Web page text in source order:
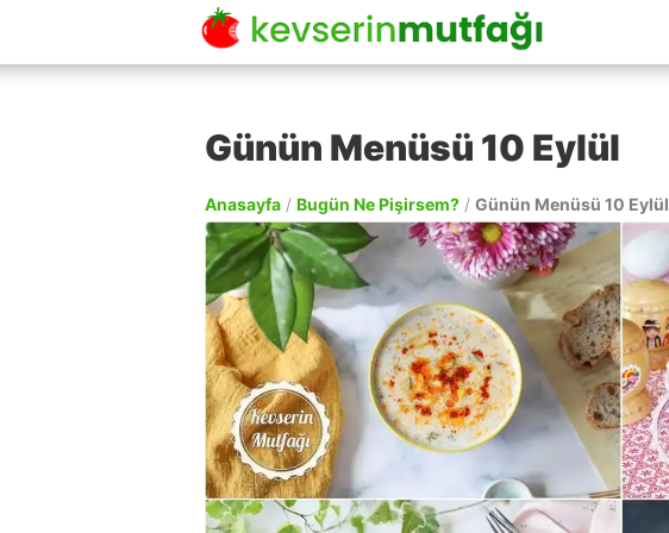
Günün Menüsü 10 Eylül
Anasayfa / Bugün Ne Pişirsem? / Günün Menüsü 10 Eylül